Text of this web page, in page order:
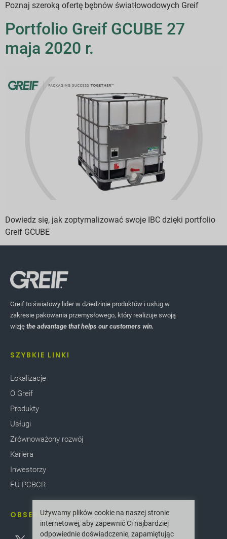
Poznaj szeroką ofertę bębnów światłowodowych Greif
Portfolio Greif GCUBE 27
maja 2020 r.
Dowiedz się, jak zoptymalizować swoje IBC dzięki portfolio
Greif GCUBE
Greif to światowy lider w dziedzinie produktów i usług w
zakresie pakowania przemysłowego, który realizuje swoją
wizję the advantage that helps our customers win.
SZYBKIE LINKI
Lokalizacje
O Greif
Produkty
Usługi
Zrównoważony rozwój
Kariera
Inwestorzy
EU PCBCR
OBSERWUJ NAS
Używamy plików cookie na naszej stronie
internetowej, aby zapewnić Ci najbardziej
odpowiednie doświadczenie, zapamiętując